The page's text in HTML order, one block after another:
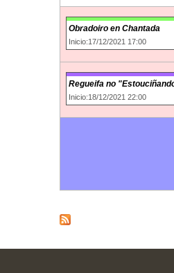
Obradoiro en Chantada
Inicio:17/12/2021 17:00
Regueifa no
Inicio:18/12/2021 22:00